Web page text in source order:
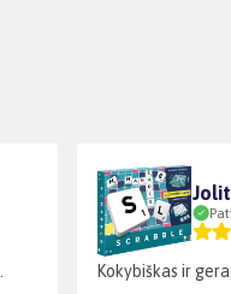
Kokybiškas ir